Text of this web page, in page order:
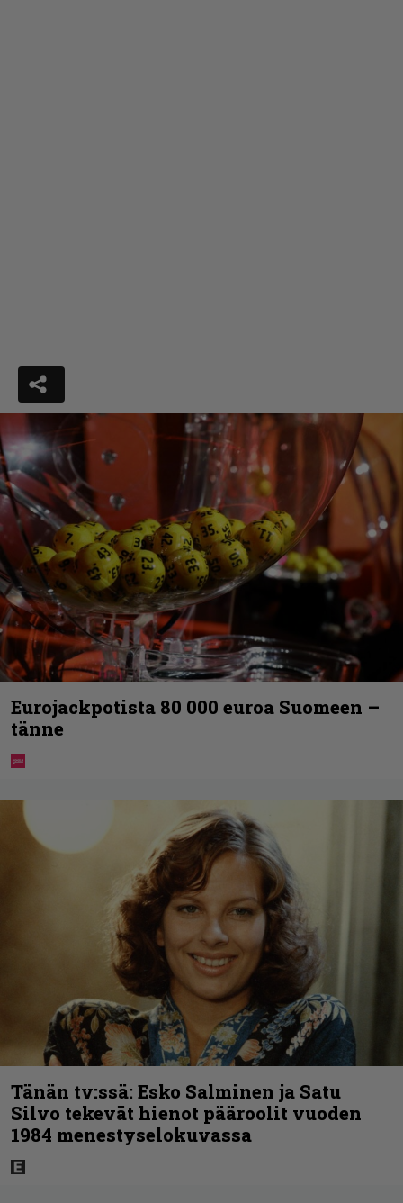
Eurojackpotista 80 000 euroa Suomeen –
tänne
Tänän tv:ssä: Esko Salminen ja Satu
Silvo tekevät hienot pääroolit vuoden
1984 menestyselokuvassa